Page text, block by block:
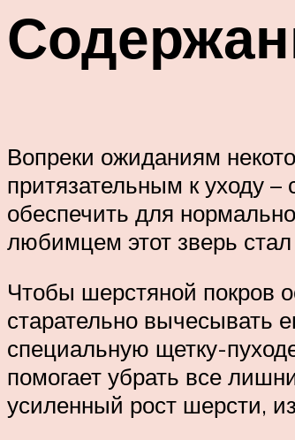
Вопреки ожиданиям
притязательным к уходу –
обеспечить для
любимцем этот зверь
Чтобы шерстяной покров
старательно вычесывать
специальную щетку-
помогает убрать все
усиленный рост шерсти,